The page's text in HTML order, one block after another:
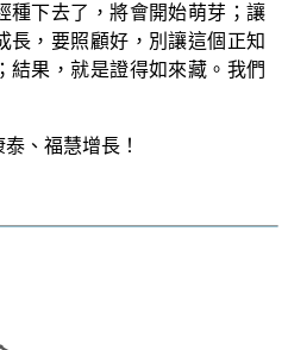
種下去了，將會開始萌芽；讓
長，要照顧好，別讓這個正知
結果，就是證得如來藏。我們
、福慧增長！